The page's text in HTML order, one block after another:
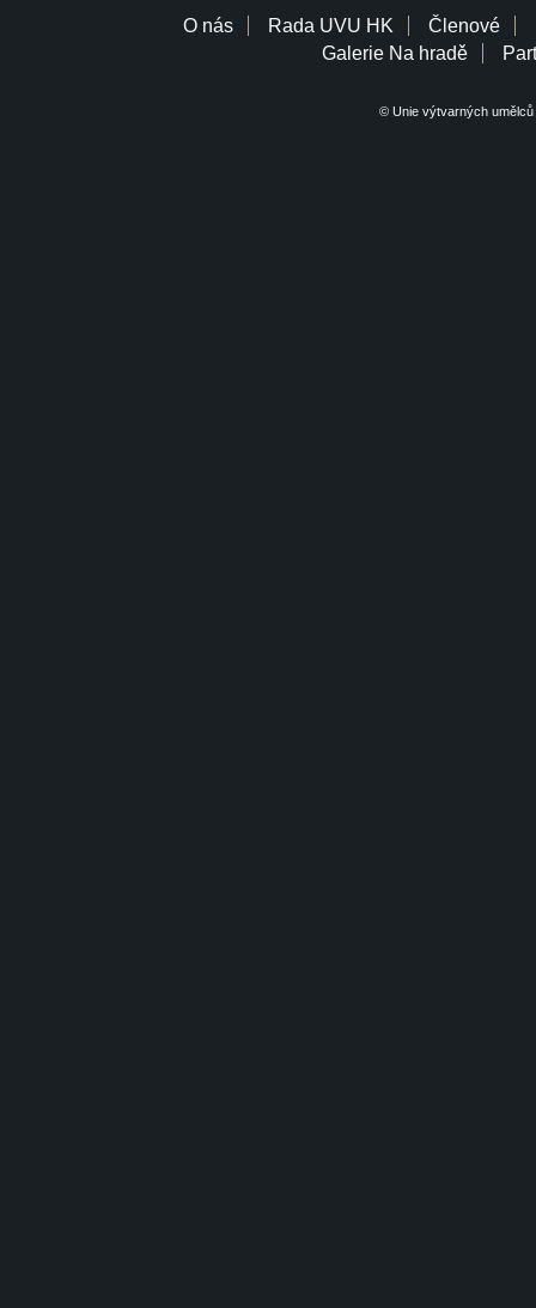
O nás Rada UVU HK Členové
Galerie Na hradě
© Unie výtvarných